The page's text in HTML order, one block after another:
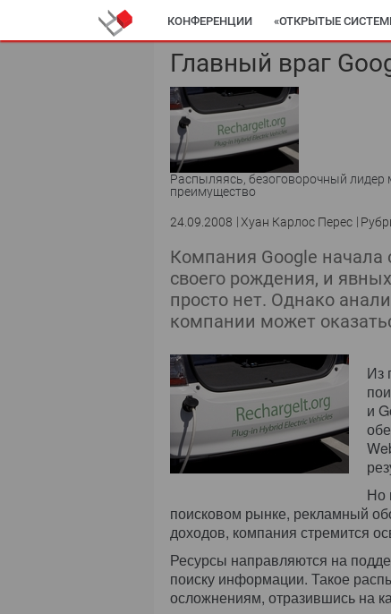
КОНФЕРЕНЦИИ «ОТКРЫТЫЕ
Главный враг
Распыляясь, безоговорочный лидер
преимущество
24.09.2008 Хуан Карлос Перес
Компания Google начала
своего рождения, и
просто нет. Однако
компании может
Из
и
Но
поисковом рынке, рекламный
доходов, компания стремится
Ресурсы направляются на
поиску информации. Такое
осложнениям, отразившись на